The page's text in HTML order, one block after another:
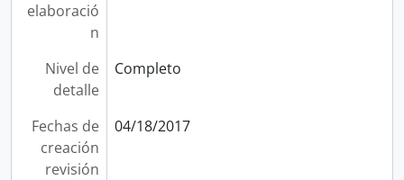
elaboració
n
Nivel de
detalle
Completo
Fechas de
creación
revisión
04/18/2017